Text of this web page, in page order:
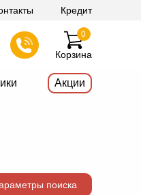
Кредит
Корзина
0
Акции
поиска